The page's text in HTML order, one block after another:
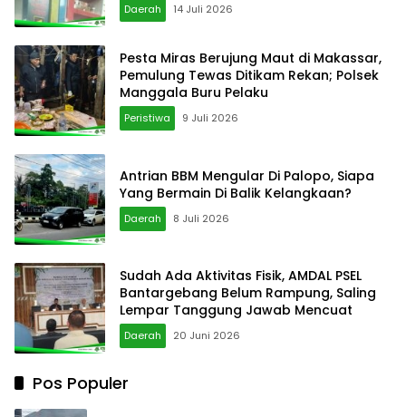
Daerah 14 Juli 2026
Pesta Miras Berujung Maut di Makassar,
Pemulung Tewas Ditikam Rekan; Polsek
Manggala Buru Pelaku
Peristiwa 9 Juli 2026
Antrian BBM Mengular Di Palopo, Siapa
Yang Bermain Di Balik Kelangkaan?
Daerah 8 Juli 2026
Sudah Ada Aktivitas Fisik, AMDAL PSEL
Bantargebang Belum Rampung, Saling
Lempar Tanggung Jawab Mencuat
Daerah 20 Juni 2026
Pos Populer